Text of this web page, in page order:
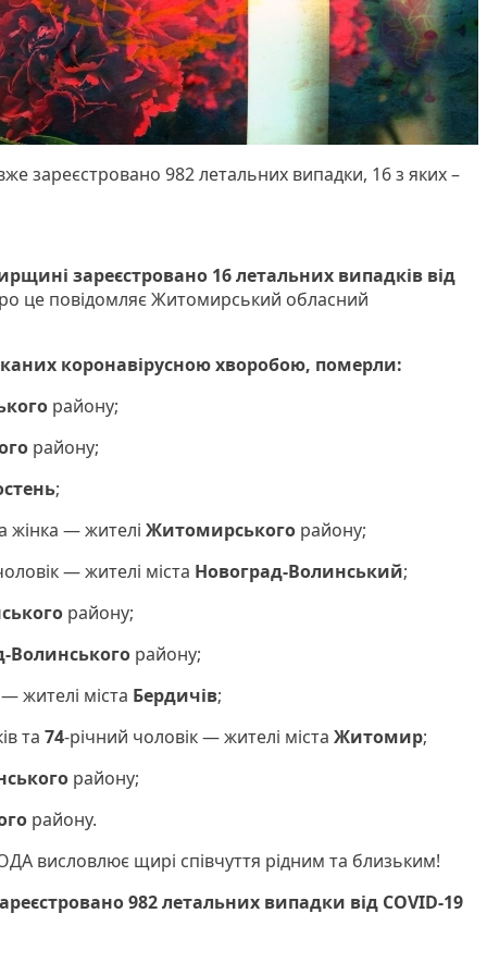
зареєстровано 982 летальних випадки, 16 з яких –
зареєстровано 16 летальних випадків від
це повідомляє Житомирський обласний
коронавірусною хворобою, померли:
району;
району;
;
жінка — жителіЖитомирського району;
— жителі міста Новоград-Волинський;
району;
Волинського району;
— жителі міста Бердичів;
та74-річний чоловік — жителі містаЖитомир;
району;
району.
висловлює щирі співчуття рідним та близьким!
982летальних випадки від COVID-19